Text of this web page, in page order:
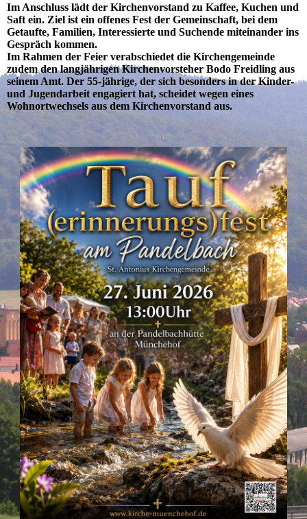
Im Anschluss lädt der Kirchenvorstand zu Kaffee, Kuchen und
Saft ein. Ziel ist ein offenes Fest der Gemeinschaft, bei dem
Getaufte, Familien, Interessierte und Suchende miteinander ins
Gespräch kommen.
Im Rahmen der Feier verabschiedet die Kirchengemeinde
zudem den langjährigen Kirchenvorsteher Bodo Freidling aus
seinem Amt. Der 55-jährige, der sich besonders in der Kinder-
und Jugendarbeit engagiert hat, scheidet wegen eines
Wohnortwechsels aus dem Kirchenvorstand aus.